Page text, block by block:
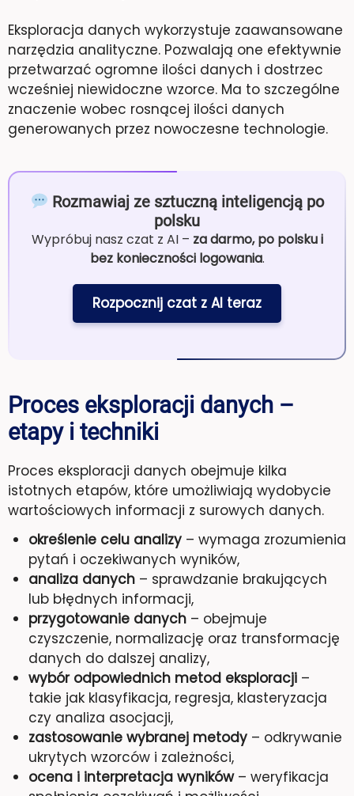
Eksploracja danych wykorzystuje zaawansowane
narzędzia analityczne. Pozwalają one efektywnie
przetwarzać ogromne ilości danych i dostrzec
wcześniej niewidoczne wzorce. Ma to szczególne
znaczenie wobec rosnącej ilości danych
generowanych przez nowoczesne technologie.
Rozmawiaj ze sztuczną inteligencją po
polsku
Wypróbuj nasz czat z AI – za darmo, po polsku i
bez konieczności logowania.
Rozpocznij czat z AI teraz
Proces eksploracji danych –
etapy i techniki
Proces eksploracji danych obejmuje kilka
istotnych etapów, które umożliwiają wydobycie
wartościowych informacji z surowych danych.
określenie celu analizy– wymaga zrozumienia
pytań i oczekiwanych wyników,
analiza danych– sprawdzanie brakujących
lub błędnych informacji,
przygotowanie danych– obejmuje
czyszczenie, normalizację oraz transformację
danych do dalszej analizy,
wybór odpowiednich metod eksploracji–
takie jak klasyfikacja, regresja, klasteryzacja
czy analiza asocjacji,
zastosowanie wybranej metody– odkrywanie
ukrytych wzorców i zależności,
ocena i interpretacja wyników– weryfikacja